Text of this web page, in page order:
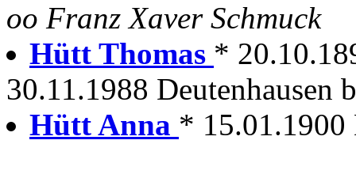
oo Franz Xaver Schmuck
Hütt Thomas *
30.11.1988 Deutenhausen
Hütt Anna * 15.01.1900